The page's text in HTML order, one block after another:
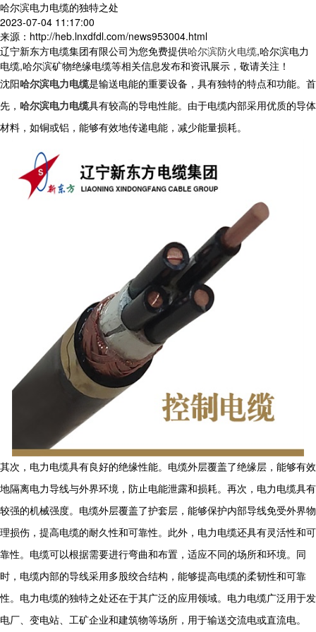
哈尔滨电力电缆的独特之处
2023-07-04 11:17:00
来源：http://heb.lnxdfdl.com/news953004.html
辽宁新东方电缆集团有限公司为您免费提供哈尔滨防火电缆,哈尔滨电力
电缆,哈尔滨矿物绝缘电缆等相关信息发布和资讯展示，敬请关注！
沈阳 哈尔滨电力电缆是输送电能的重要设备，具有独特的特点和功能。首
先， 哈尔滨电力电缆具有较高的导电性能。由于电缆内部采用优质的导体
材料，如铜或铝，能够有效地传递电能，减少能量损耗。
其次，电力电缆具有良好的绝缘性能。电缆外层覆盖了绝缘层，能够有效
地隔离电力导线与外界环境，防止电能泄露和损耗。再次，电力电缆具有
较强的机械强度。电缆外层覆盖了护套层，能够保护内部导线免受外界物
理损伤，提高电缆的耐久性和可靠性。此外，电力电缆还具有灵活性和可
靠性。电缆可以根据需要进行弯曲和布置，适应不同的场所和环境。同
时，电缆内部的导线采用多股绞合结构，能够提高电缆的柔韧性和可靠
性。电力电缆的独特之处还在于其广泛的应用领域。电力电缆广泛用于发
电厂、变电站、工矿企业和建筑物等场所，用于输送交流电或直流电。